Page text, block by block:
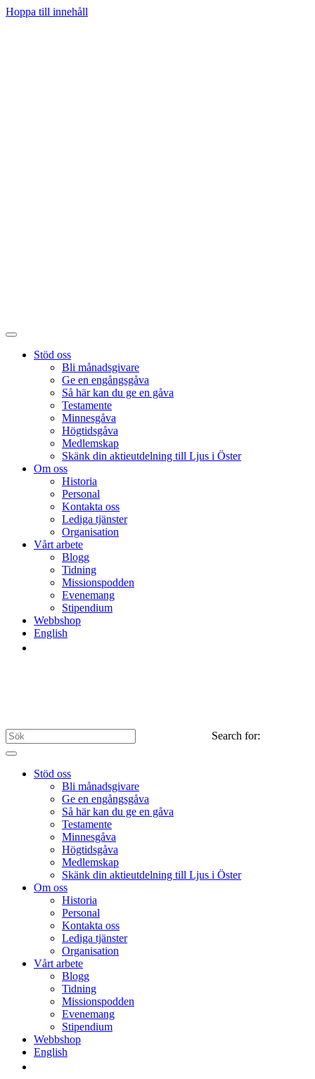
Hoppa till innehåll
Stöd oss
Bli månadsgivare
Ge en engångsgåva
Så här kan du ge en gåva
Testamente
Minnesgåva
Högtidsgåva
Medlemskap
Skänk din aktieutdelning till Ljus i Öster
Om oss
Historia
Personal
Kontakta oss
Lediga tjänster
Organisation
Vårt arbete
Blogg
Tidning
Missionspodden
Evenemang
Stipendium
Webbshop
English
Search for:
Stöd oss
Bli månadsgivare
Ge en engångsgåva
Så här kan du ge en gåva
Testamente
Minnesgåva
Högtidsgåva
Medlemskap
Skänk din aktieutdelning till Ljus i Öster
Om oss
Historia
Personal
Kontakta oss
Lediga tjänster
Organisation
Vårt arbete
Blogg
Tidning
Missionspodden
Evenemang
Stipendium
Webbshop
English